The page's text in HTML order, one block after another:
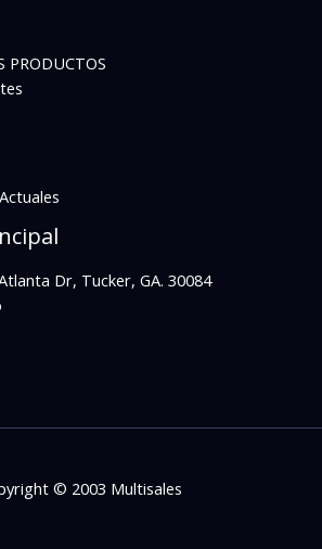
PRODUCTOS
Dr, Tucker, GA. 30084
© 2003 Multisales